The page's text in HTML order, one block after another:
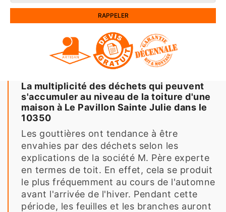
La multiplicité des déchets qui peuvent
s'accumuler au niveau de la toiture d'une
maison à Le Pavillon Sainte Julie dans le
10350
Les gouttières ont tendance à être
envahies par des déchets selon les
explications de la société M. Père experte
en termes de toit. En effet, cela se produit
le plus fréquemment au cours de l'automne
avant l'arrivée de l'hiver. Pendant cette
période, les feuilles et les branches auront